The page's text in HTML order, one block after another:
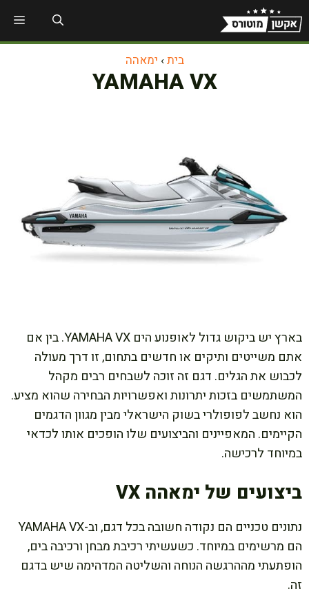
לתוכן
בית› ימאהה
YAMAHA VX
בארץ יש ביקוש גדול לאופנוע הים YAMAHA VX. בין אם
אתם משייטים ותיקים או חדשים בתחום, זו דרך מעולה
לכבוש את הגלים. דגם זה זוכה לשבחים רבים מקהל
המשתמשים בזכות יתרונות ואפשרויות הבחירה שהוא מציע.
הוא נחשב לפופולרי בשוק הישראלי מבין מגוון הדגמים
הקיימים. המאפיינים והביצועים שלו הופכים אותו לכדאי
במיוחד לרכישה.
ביצועים של ימאהה VX
נתונים טכניים הם נקודה חשובה בכל דגם, וב-YAMAHA VX
הם מרשימים במיוחד. כשעשיתי רכיבת מבחן ורכיבה בים,
הופתעתי מההרגשה הנוחה והשליטה המדהימה שיש בדגם
זה.